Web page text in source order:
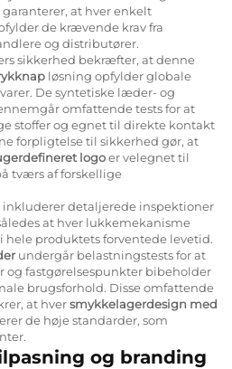
at hver enkelt
de krævende krav fra
og distributører.
sikkerhed bekræfter, at denne
løsning opfylder globale
De syntetiske læder- og
omfattende tests for at
stoffer og egnet til direkte kontakt
forpligtelse til sikkerhed gør, at
logoer velegnet til
tværs af forskellige
detaljerede inspektioner
at hver lukkemekanisme
produktets forventede levetid.
undergår belastningstests for at
og fastgørelsespunkter bibeholder
brugsforhold. Disse omfattende
at hversmykkelagerdesign med
de høje standarder, som
og branding